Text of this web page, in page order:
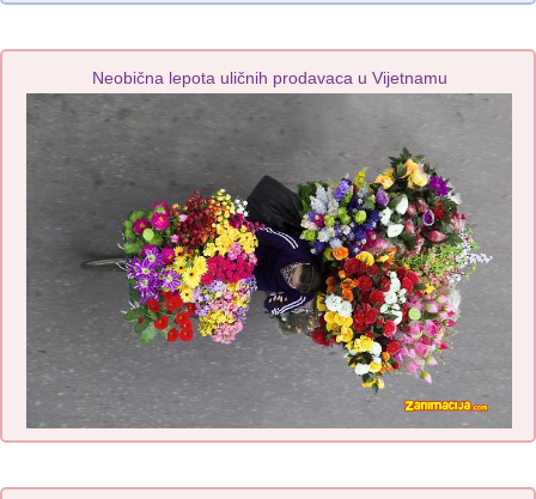
Neobična lepota uličnih prodavaca u Vijetnamu